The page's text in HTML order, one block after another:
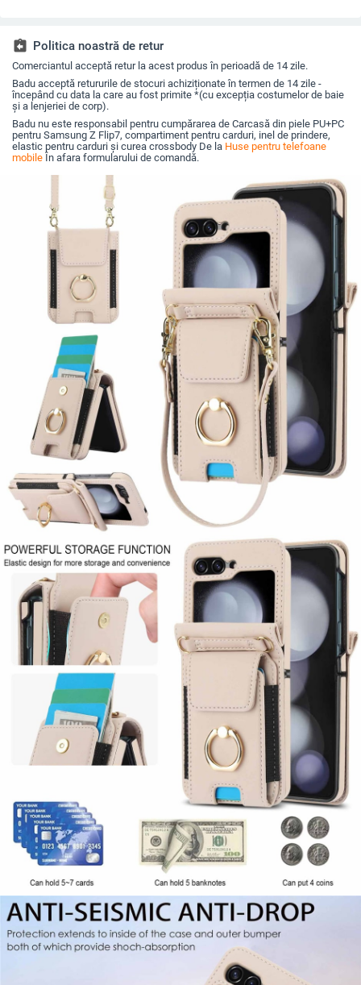
assignment_return Politica noastră de retur
Comerciantul acceptă retur la acest produs în perioadă de 14 zile.
Badu acceptă retururile de stocuri achiziționate în termen de 14 zile -
începând cu data la care au fost primite *(cu excepția costumelor de baie
și a lenjeriei de corp).
Badu nu este responsabil pentru cumpărarea de Carcasă din piele PU+PC
pentru Samsung Z Flip7, compartiment pentru carduri, inel de prindere,
elastic pentru carduri și curea crossbody De la Huse pentru telefoane
mobile În afara formularului de comandă.